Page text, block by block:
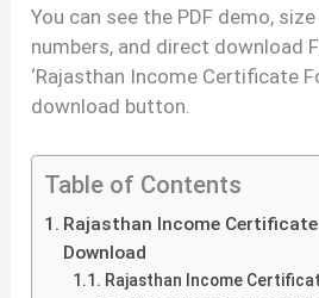
You can see the PDF demo,
numbers, and direct download
‘Rajasthan Income Certificate
download button.
Table of Contents
Rajasthan Income Certificate
Download
Rajasthan Income